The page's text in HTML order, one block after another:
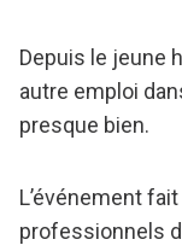
Depuis le jeune
autre emploi
presque bien.
L’événement
professionnels